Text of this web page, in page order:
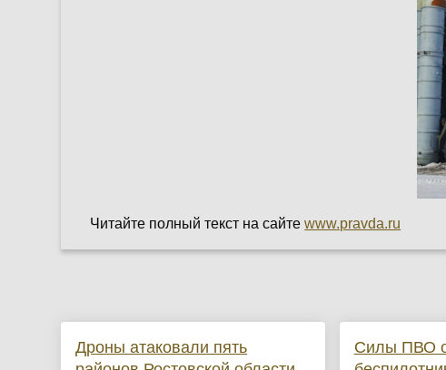
Читайте полный текст на сайтеwww.pravda.ru
Дроны атаковали пять
Силы ПВО